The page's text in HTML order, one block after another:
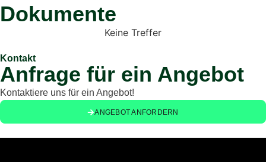
Dokumente
Keine Treffer
Kontakt
Anfrage für ein Angebot
Kontaktiere uns für ein Angebot!
ANGEBOT ANFORDERN